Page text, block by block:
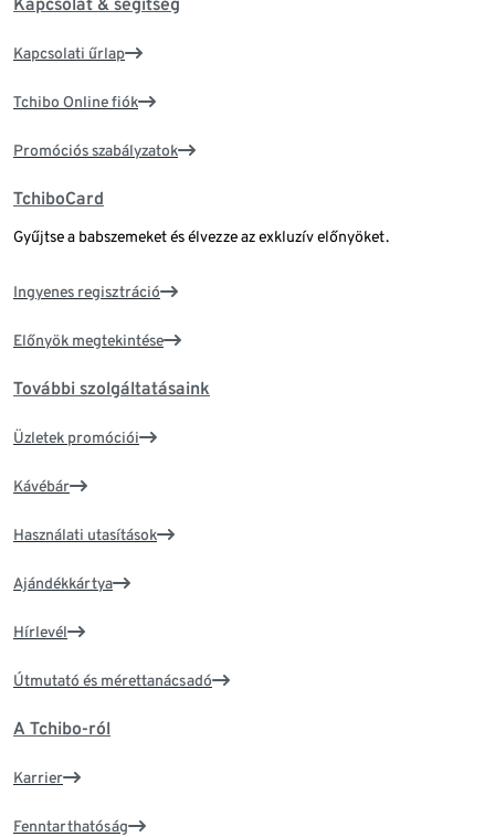
Kapcsolati űrlap
Tchibo Online fiók
Promóciós szabályzatok
TchiboCard
Gyűjtse a babszemeket és élvezze az exkluzív előnyöket.
Ingyenes regisztráció
Előnyök megtekintése
További szolgáltatásaink
Üzletek promóciói
Kávébár
Használati utasítások
Ajándékkártya
Hírlevél
Útmutató és mérettanácsadó
A Tchibo-ról
Karrier
Fenntarthatóság